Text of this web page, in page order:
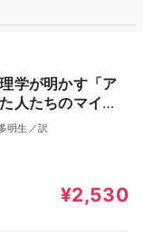
学が明かす「ア
人たちのマイン
明生／訳
¥2,530